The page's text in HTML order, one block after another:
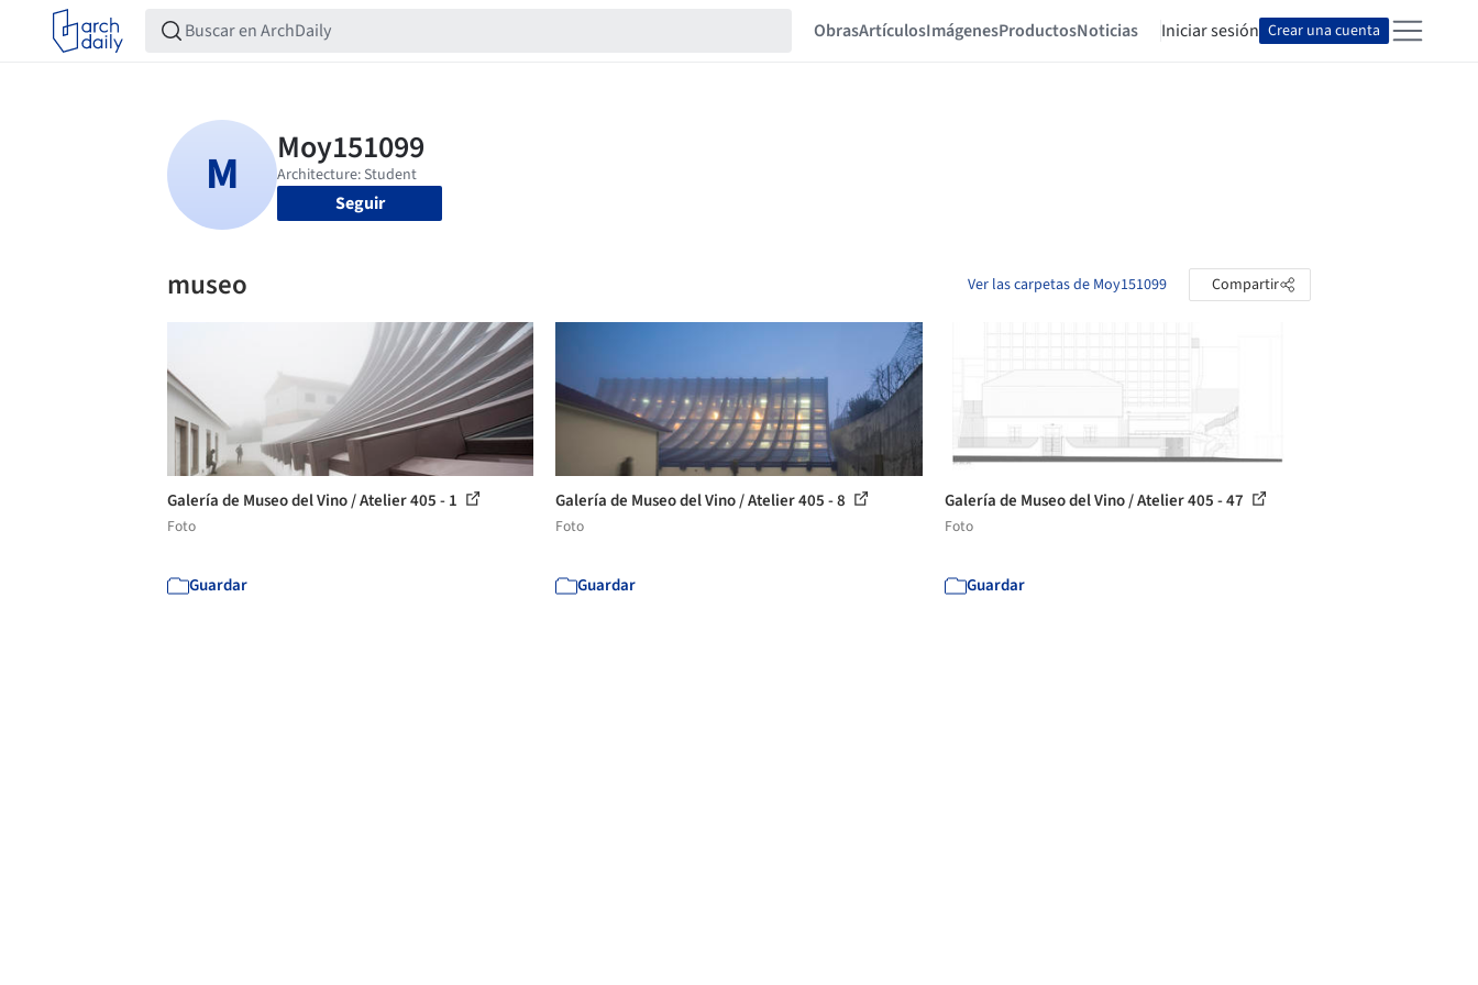
ObrasArtículosImágenesProductosNoticias Iniciar sesión Crear una cuenta
Seguir
museo Ver las carpetas de Moy151099 Compartir
Galería de Museo del Vino / Atelier 405 - 1
Foto
Guardar
Galería de Museo del Vino / Atelier 405 - 8
Foto
Guardar
Galería de Museo del Vino / Atelier 405 - 47
Foto
Guardar